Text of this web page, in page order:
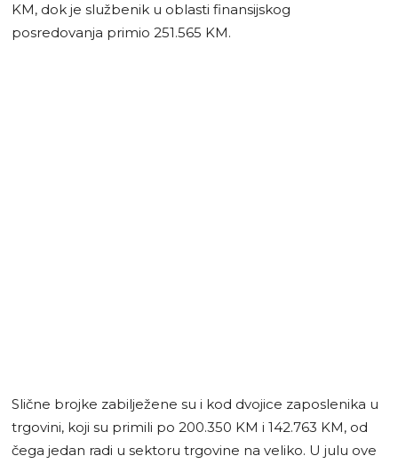
KM, dok je službenik u oblasti finansijskog
posredovanja primio 251.565 KM.
Slične brojke zabilježene su i kod dvojice zaposlenika u
trgovini, koji su primili po 200.350 KM i 142.763 KM, od
čega jedan radi u sektoru trgovine na veliko. U julu ove